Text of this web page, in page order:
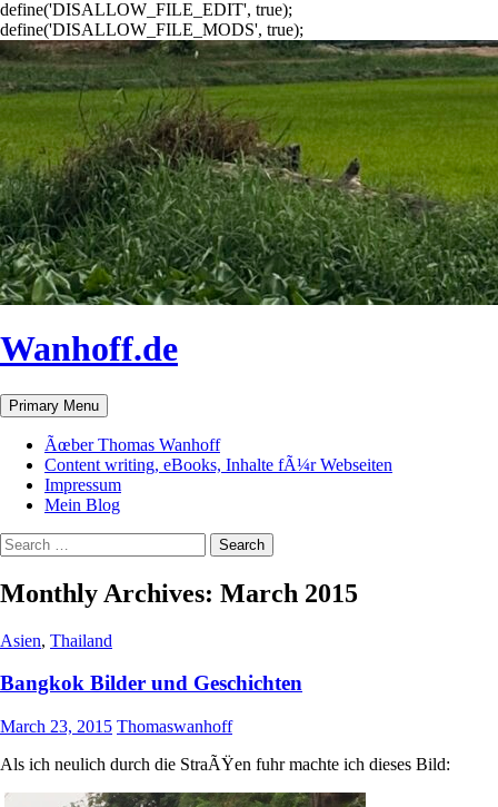
define('DISALLOW_FILE_EDIT', true);
define('DISALLOW_FILE_MODS', true);
Wanhoff.de
Search
Primary Menu Skip
to
content
Ãœber Thomas Wanhoff
Content writing, eBooks, Inhalte fÃ¼r Webseiten
Impressum
Mein Blog
Search
for:
Monthly Archives: March 2015
Asien, Thailand
Bangkok Bilder und Geschichten
March 23, 2015 Thomaswanhoff
Als ich neulich durch die StraÃŸen fuhr machte ich dieses Bild: